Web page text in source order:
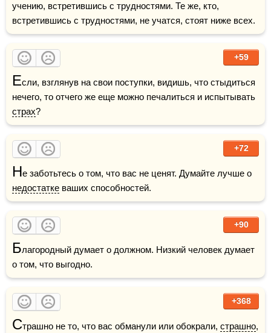
учению, встретившись с трудностями. Те же, кто,
встретившись с трудностями, не учатся, стоят ниже всех.
+59
Если, взглянув на свои поступки, видишь, что стыдиться
страх?
+72
Н
недостатке ваших способностей.
+90
Благородный думает о должном. Низкий человек думает
о том, что выгодно.
+368
Страшно не то, что вас обманули или обокрали, страшно,